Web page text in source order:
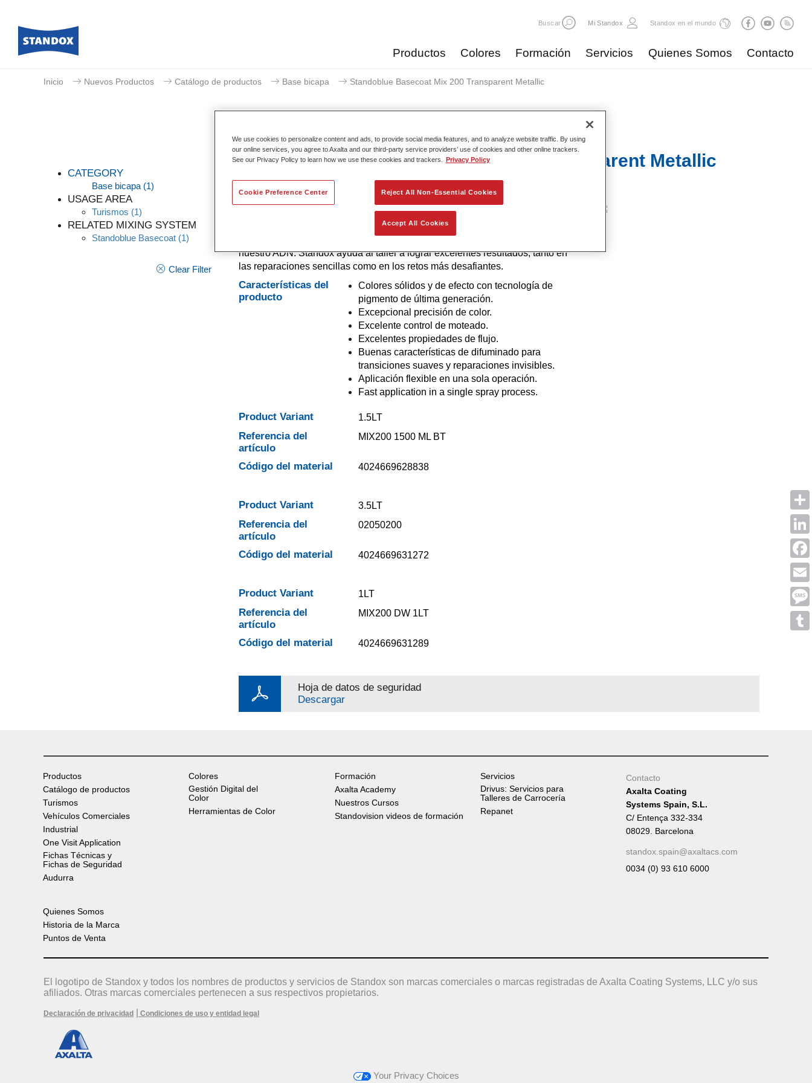
Buscar Mi Standox Standox en el mundo
Productos Colores Formación Servicios Quienes Somos Contacto
Email
Inicio Nuevos Productos Catálogo de productos Base bicapa Standoblue Basecoat Mix 200 Transparent Metallic
CATEGORY
Base bicapa (1)
USAGE AREA
Turismos (1)
RELATED MIXING SYSTEM
Standoblue Basecoat (1)
Clear Filter
Standoblue Basecoat Mix 200 Transparent Metallic
Gracias a su continuo desarrollo, la serie Standoblue ofrece los niveles más
altos de precisión de color. Esto se debe a que la competencia en el color, el
nuestro ADN. Standox ayuda al taller a lograr excelentes resultados, tanto en
las reparaciones sencillas como en los retos más desafiantes.
Características del
producto
Colores sólidos y de efecto con tecnología de
pigmento de última generación.
Excepcional precisión de color.
Excelente control de moteado.
Excelentes propiedades de flujo.
Buenas características de difuminado para
transiciones suaves y reparaciones invisibles.
Aplicación flexible en una sola operación.
Fast application in a single spray process.
Product Variant 1.5LT
Referencia del
artículo
MIX200 1500 ML BT
Código del material 4024669628838
Product Variant 3.5LT
Referencia del
artículo
02050200
Código del material 4024669631272
Product Variant 1LT
Referencia del
artículo
MIX200 DW 1LT
Código del material 4024669631289
Hoja de datos de seguridad
Descargar
Productos
Catálogo de productos
Turismos
Vehículos Comerciales
Industrial
One Visit Application
Fichas Técnicas y
Fichas de Seguridad
Audurra
Colores
Gestión Digital del
Color
Herramientas de Color
Formación
Axalta Academy
Nuestros Cursos
Standovision videos de formación
Servicios
Drivus: Servicios para
Talleres de Carrocería
Repanet
Quienes Somos
Historia de la Marca
Puntos de Venta
Contacto
Axalta Coating
Systems Spain, S.L.
C/ Entença 332-334
08029. Barcelona
standox.spain@axaltacs.com
0034 (0) 93 610 6000
El logotipo de Standox y todos los nombres de productos y servicios de Standox son marcas comerciales o marcas registradas de Axalta Coating Systems, LLC y/o sus
afiliados. Otras marcas comerciales pertenecen a sus respectivos propietarios.
Declaración de privacidad Condiciones de uso y entidad legal
Your Privacy Choices
We use cookies to personalize content and ads, to provide social media features, and to analyze website traffic. By using
our online services, you agree to Axalta and our third-party service providers’ use of cookies and other online trackers.
See our Privacy Policy to learn how we use these cookies and trackers.
Privacy Policy
Reject All Non-Essential Cookies
Accept All Cookies
Cookie Preference Center